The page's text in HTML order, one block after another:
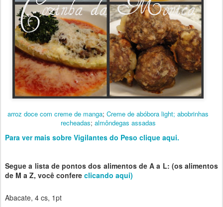
arroz doce com creme de manga; Creme de abóbora light; abobrinhas
recheadas; almôndegas assadas
Para ver mais sobre Vigilantes do Peso clique aqui.
Segue a lista de pontos dos alimentos de A a L: (os alimentos
de M a Z, você confere clicando aqui)
Abacate, 4 cs, 1pt